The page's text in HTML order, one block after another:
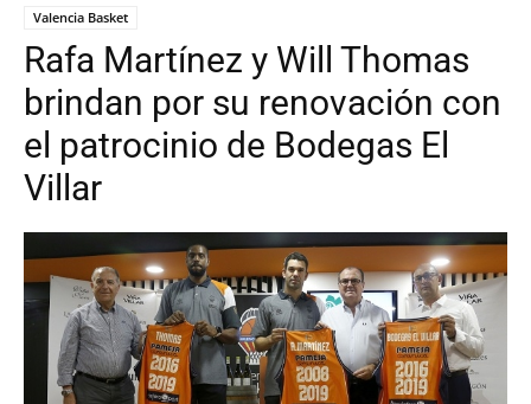
Valencia Basket
Rafa Martínez y Will Thomas
brindan por su renovación con
el patrocinio de Bodegas El
Villar